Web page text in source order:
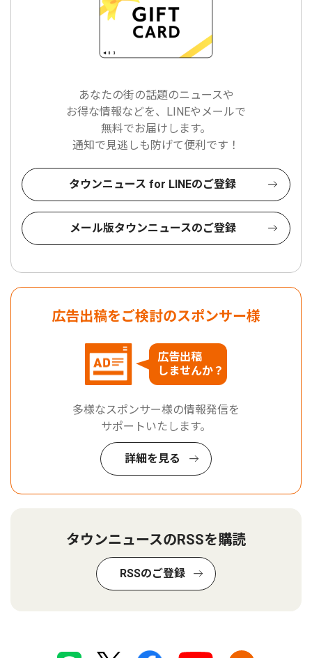
あなたの街の話題のニュースや
お得な情報などを、LINEやメールで
無料でお届けします。
通知で見逃しも防げて便利です！
タウンニュース for LINEのご登録
メール版タウンニュースのご登録
広告出稿をご検討のスポンサー様
広告出稿
しませんか？
多様なスポンサー様の情報発信を
サポートいたします。
詳細を見る
タウンニュースのRSSを購読
RSSのご登録